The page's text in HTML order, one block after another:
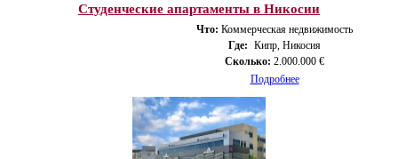
Студенческие апартаменты в Никосии
Что: Коммерческая недвижимость
Где: Кипр, Никосия
Сколько: 2.000.000 €
Подробнее